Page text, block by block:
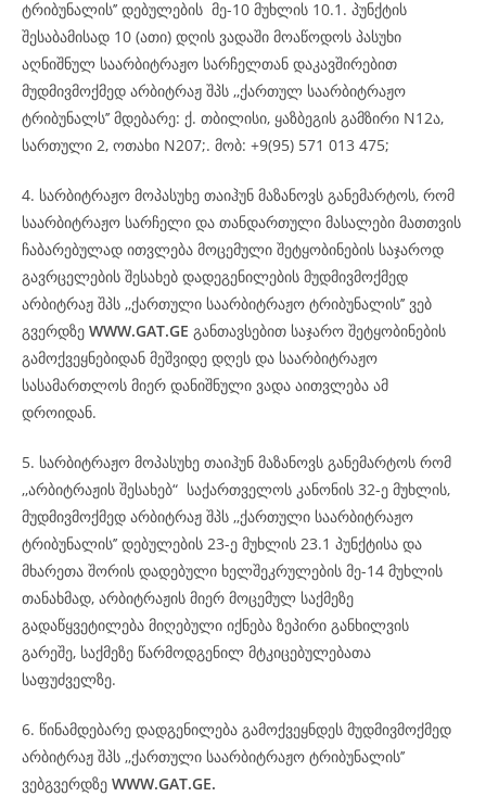
ტრიბუნალის’’ დებულების მე-10 მუხლის 10.1. პუნქტის
შესაბამისად 10 (ათი) დღის ვადაში მოაწოდოს პასუხი
აღნიშნულ საარბიტრაჟო სარჩელთან დაკავშირებით
მუდმივმოქმედ არბიტრაჟ შპს ,,ქართულ საარბიტრაჟო
ტრიბუნალს’’ მდებარე: ქ. თბილისი, ყაზბეგის გამზირი N12ა,
სართული 2, ოთახი N207;. მობ: +9(95) 571 013 475;
4. სარბიტრაჟო მოპასუხე თაიჰუნ მაზანოვს განემარტოს, რომ
საარბიტრაჟო სარჩელი და თანდართული მასალები მათთვის
ჩაბარებულად ითვლება მოცემული შეტყობინების საჯაროდ
გავრცელების შესახებ დადეგენილების მუდმივმოქმედ
არბიტრაჟ შპს ,,ქართული საარბიტრაჟო ტრიბუნალის’’ ვებ
გვერდზე WWW.GAT.GE განთავსებით საჯარო შეტყობინების
გამოქვეყნებიდან მეშვიდე დღეს და საარბიტრაჟო
სასამართლოს მიერ დანიშნული ვადა აითვლება ამ
დროიდან.
5. სარბიტრაჟო მოპასუხე თაიჰუნ მაზანოვს განემარტოს რომ
,,არბიტრაჟის შესახებ“ საქართველოს კანონის 32-ე მუხლის,
მუდმივმოქმედ არბიტრაჟ შპს ,,ქართული საარბიტრაჟო
ტრიბუნალის’’ დებულების 23-ე მუხლის 23.1 პუნქტისა და
მხარეთა შორის დადებული ხელშეკრულების მე-14 მუხლის
თანახმად, არბიტრაჟის მიერ მოცემულ საქმეზე
გადაწყვეტილება მიღებული იქნება ზეპირი განხილვის
გარეშე, საქმეზე წარმოდგენილ მტკიცებულებათა
საფუძველზე.
6. წინამდებარე დადგენილება გამოქვეყნდეს მუდმივმოქმედ
არბიტრაჟ შპს ,,ქართული საარბიტრაჟო ტრიბუნალის’’
ვებგვერდზე WWW.GAT.GE.